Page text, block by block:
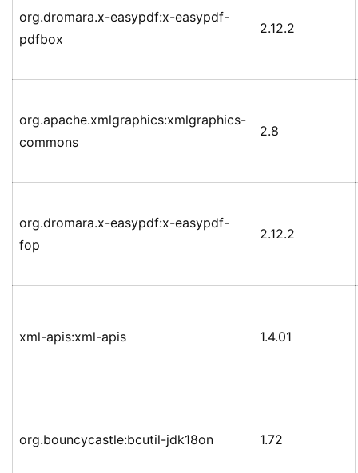
org.dromara.x-easypdf:x-easypdf-
pdfbox
2.12.2
org.apache.xmlgraphics:xmlgraphics-
commons
2.8
org.dromara.x-easypdf:x-easypdf-
fop
2.12.2
xml-apis:xml-apis 1.4.01
org.bouncycastle:bcutil-jdk18on 1.72